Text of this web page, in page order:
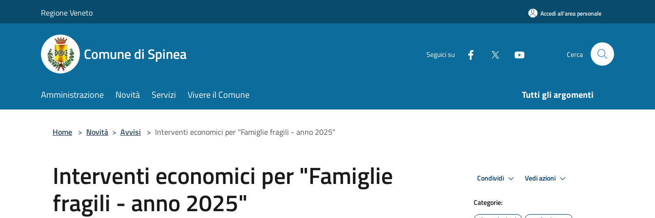
Regione Veneto Accedi all'area personale
Comune di Spinea Seguici su Cerca
Amministrazione Novità Servizi Vivere il Comune Tutti gli argomenti
Home > Novità > Avvisi > Interventi economici per "Famiglie fragili - anno 2025"
Interventi economici per "Famiglie
fragili - anno 2025"
Condividi Vedi azioni
Categorie: